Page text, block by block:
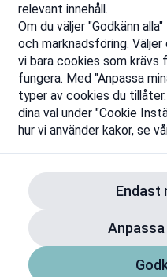
relevant innehåll.
Om du väljer "Godkänn
och marknadsföring.
vi bara cookies som
fungera. Med "Anpassa
typer av cookies du
dina val under "Cookie
hur vi använder kakor, se
Endast